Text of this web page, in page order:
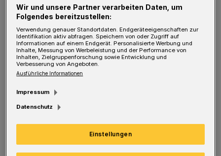
übernommen, in der der Verein in sehr
schwere Fahrwasser geraten war und im
Grunde wöchentlich neu überlegt werden
musste, wie eine Zahlungsunfähigkeit und
somit eine Insolvenz abgewendet werden
kann.
Für mich war es ein Herzanliegen, mich für
unseren Verein zu engagieren, bei der
finanziellen Konsolidierung mitzuwirken und
zu versuchen den Wuppertaler SV neu,
Wir und unsere Partner verarbeiten Daten, um
Folgendes bereitzustellen:
Verwendung genauer Standortdaten. Endgeräteeigenschaften zur
Identifikation aktiv abfragen. Speichern von oder Zugriff auf
Informationen auf einem Endgerät. Personalisierte Werbung und
Inhalte, Messung von Werbeleistung und der Performance von
Inhalten, Zielgruppenforschung sowie Entwicklung und
Verbesserung von Angeboten.
Ausführliche Informationen
Impressum
Datenschutz
Einstellungen